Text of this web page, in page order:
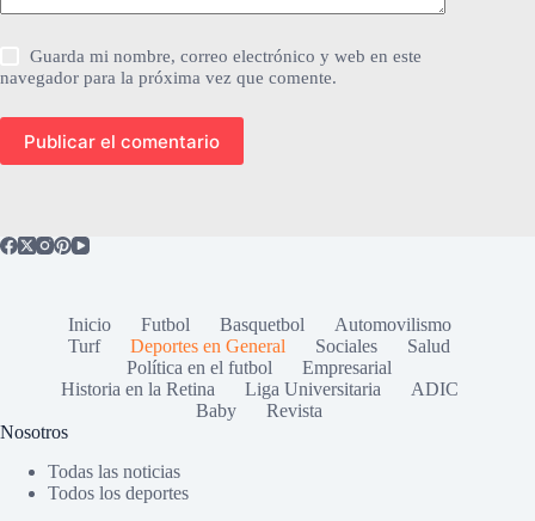
Guarda mi nombre, correo electrónico y web en este
navegador para la próxima vez que comente.
Publicar el comentario
Inicio Futbol Basquetbol
Automovilismo
Turf
Deportes en General Sociales
Salud
Política en el futbol
Empresarial
Historia en la Retina
Liga Universitaria
ADIC
Baby
Revista
Nosotros
Todas las noticias
Todos los deportes